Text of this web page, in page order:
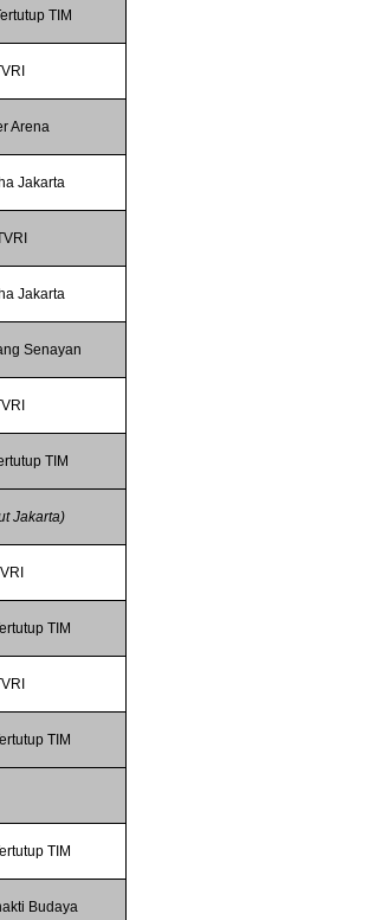
TIM
Arena
Jakarta
Jakarta
Senayan
TIM
Jakarta)
TIM
TIM
TIM
Budaya